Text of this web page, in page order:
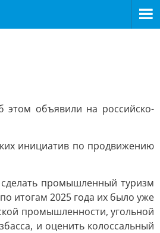
объявили на российско-
инициатив по продвижению
сделать промышленный туризм
итогам 2025 года их было уже
промышленности, угольной
и оценить колоссальный